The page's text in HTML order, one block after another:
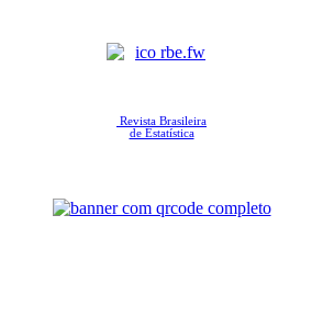
Revista Brasileira
de Estatística